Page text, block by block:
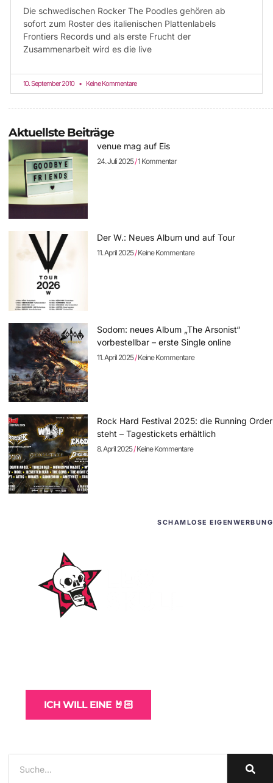
Die schwedischen Rocker The Poodles gehören ab
sofort zum Roster des italienischen Plattenlabels
Frontiers Records und als erste Frucht der
Zusammenarbeit wird es die live
10. September 2010 Keine Kommentare
Aktuellste Beiträge
venue mag auf Eis
24. Juli 2025 1 Kommentar
Der W.: Neues Album und auf Tour
11. April 2025 Keine Kommentare
Sodom: neues Album „The Arsonist“
vorbestellbar – erste Single online
11. April 2025 Keine Kommentare
Rock Hard Festival 2025: die Running Order
steht – Tagestickets erhältlich
8. April 2025 Keine Kommentare
SCHAMLOSE EIGENWERBUNG
ICH WILL EINE 🤘🏻